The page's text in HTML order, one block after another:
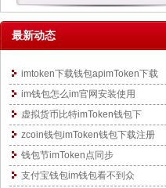
最新动态
imtoken下载钱包apimToken下载
im钱包怎么im官网安装使用
虚拟货币比特imToken钱包下
zcoin钱包imToken钱包下载注册
钱包节imToken点同步
支付宝钱包im钱包看不到众